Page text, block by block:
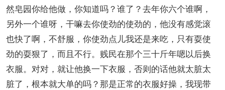
然皂园你给他做，你知道吗？谁了？去年你六个谁啊，
另外一个谁呀，干嘛去你使劲的使劲的，他没有感觉滚
也快了啊，不舒服，你使劲点儿我还是来吃，只有耍使
劲的耍狠了，而且不行。贱民在那个三十斤年嗯以后换
衣服。对对，就让他换一下衣服，否则的话他就太脏太
脏了，根本就大单的吗？那是正常的衣服好操，我现带